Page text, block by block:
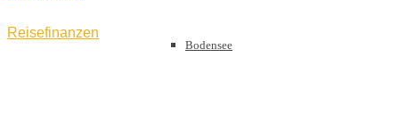
Bodensee
Reisefinanzen